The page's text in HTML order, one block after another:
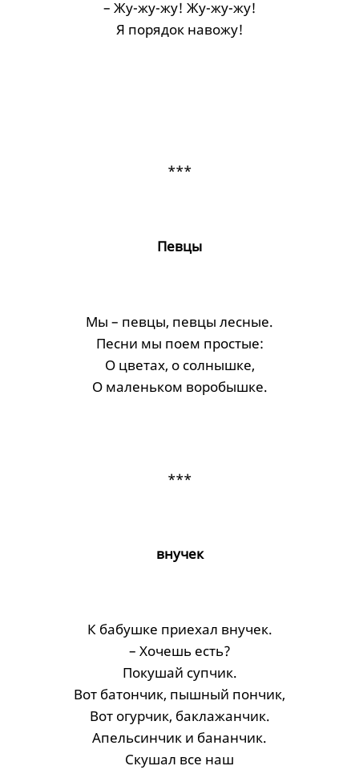
– Жу-жу-жу! Жу-жу-жу!
Я порядок навожу!
***
Певцы
Мы – певцы, певцы лесные.
Песни мы поем простые:
О цветах, о солнышке,
О маленьком воробышке.
***
внучек
К бабушке приехал внучек.
– Хочешь есть?
Покушай супчик.
Вот батончик, пышный пончик,
Вот огурчик, баклажанчик.
Апельсинчик и бананчик.
Скушал все наш